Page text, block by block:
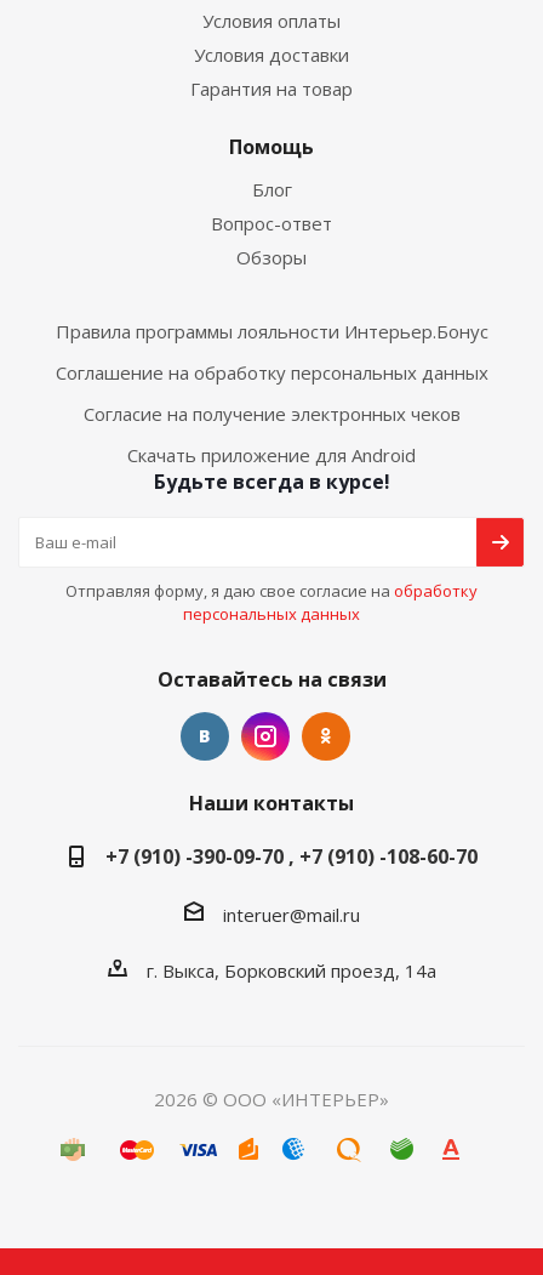
Условия оплаты
Условия доставки
Гарантия на товар
Помощь
Блог
Вопрос-ответ
Обзоры
Правила программы лояльности Интерьер.Бонус
Соглашение на обработку персональных данных
Согласие на получение электронных чеков
Скачать приложение для Android
Будьте всегда в курсе!
Отправляя форму, я даю свое согласие на обработку
персональных данных
Оставайтесь на связи
Наши контакты
+7 (910) -390-09-70 , +7 (910) -108-60-70
interuer@mail.ru
г. Выкса, Борковский проезд, 14а
2026 © ООО «ИНТЕРЬЕР»